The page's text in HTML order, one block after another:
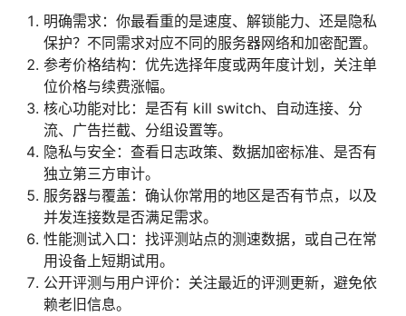
明确需求：你最看重的是速度、解锁能力、还是隐私
保护？不同需求对应不同的服务器网络和加密配置。
参考价格结构：优先选择年度或两年度计划，关注单
位价格与续费涨幅。
核心功能对比：是否有 kill switch、自动连接、分
流、广告拦截、分组设置等。
隐私与安全：查看日志政策、数据加密标准、是否有
独立第三方审计。
服务器与覆盖：确认你常用的地区是否有节点，以及
并发连接数是否满足需求。
性能测试入口：找评测站点的测速数据，或自己在常
用设备上短期试用。
公开评测与用户评价：关注最近的评测更新，避免依
赖老旧信息。